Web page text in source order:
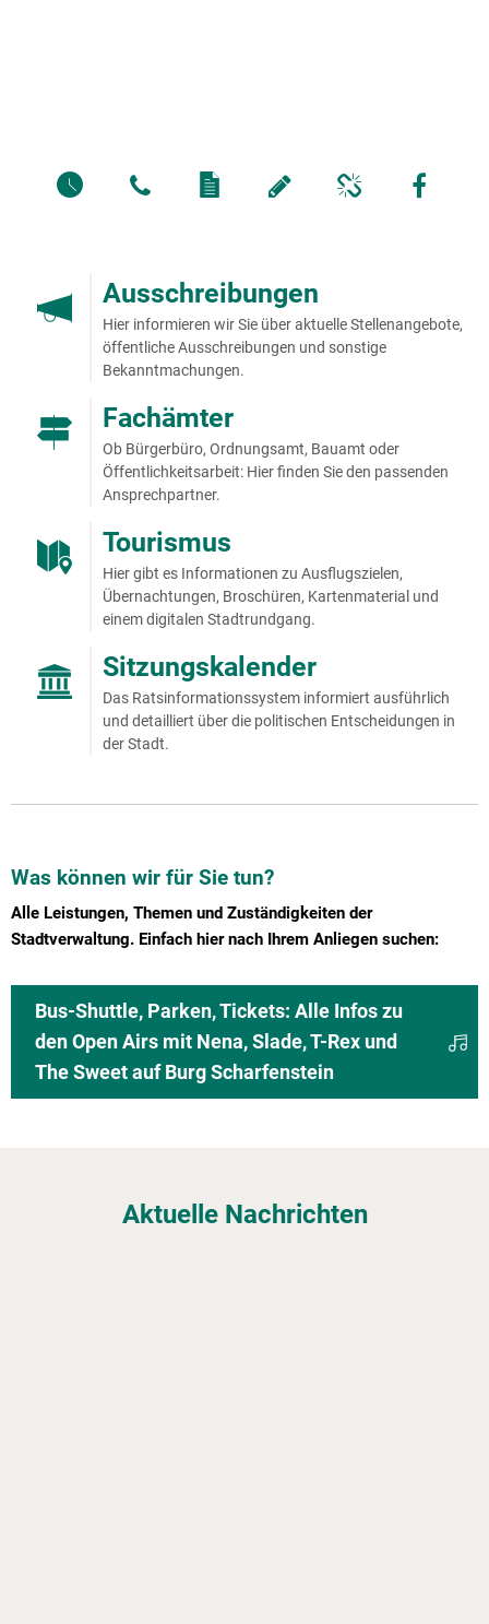
Ausschreibungen
Hier informieren wir Sie über aktuelle Stellenangebote,
öffentliche Ausschreibungen und sonstige
Bekanntmachungen.
Fachämter
Ob Bürgerbüro, Ordnungsamt, Bauamt oder
Öffentlichkeitsarbeit: Hier finden Sie den passenden
Ansprechpartner.
Tourismus
Hier gibt es Informationen zu Ausflugszielen,
Übernachtungen, Broschüren, Kartenmaterial und
einem digitalen Stadtrundgang.
Sitzungskalender
Das Ratsinformationssystem informiert ausführlich
und detailliert über die politischen Entscheidungen in
der Stadt.
Was können wir für Sie tun?
Alle Leistungen, Themen und Zuständigkeiten der
Stadtverwaltung. Einfach hier nach Ihrem Anliegen suchen:
Bus-Shuttle, Parken, Tickets: Alle Infos zu
den Open Airs mit Nena, Slade, T-Rex und
The Sweet auf Burg Scharfenstein
Aktuelle Nachrichten